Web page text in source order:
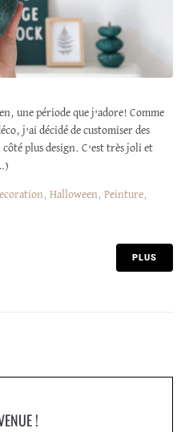
une période que j'adore! Comme
j'ai décidé de customiser des
plus design. C'est très joli et
, Halloween, Peinture,
PLUS
!